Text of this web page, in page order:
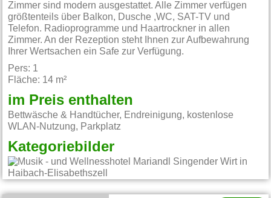
Zimmer sind modern ausgestattet. Alle Zimmer verfügen
größtenteils über Balkon, Dusche ,WC, SAT-TV und
Telefon. Radioprogramme und Haartrockner in allen
Zimmer. An der Rezeption steht Ihnen zur Aufbewahrung
Ihrer Wertsachen ein Safe zur Verfügung.
Pers: 1
Fläche: 14 m²
im Preis enthalten
Bettwäsche & Handtücher, Endreinigung, kostenlose
WLAN-Nutzung, Parkplatz
Kategoriebilder